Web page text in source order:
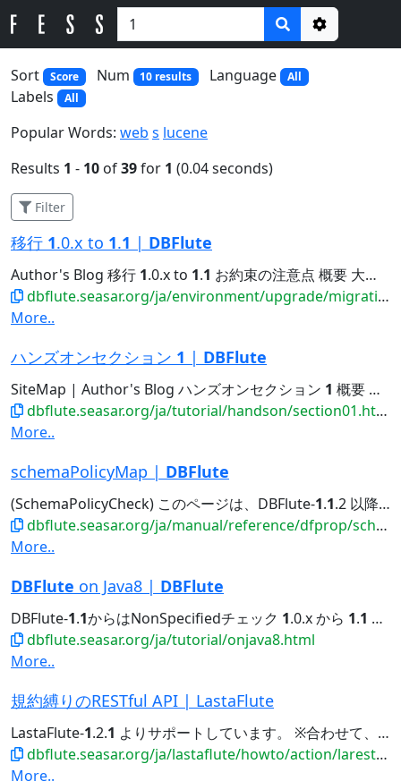
Options
Sort
Score Num 10 results Language All
Labels All
Popular Words: web s lucene
Results 1 - 10 of39for 1 (0.04 seconds)
Filter
移行 1.0.x to 1.1 | DBFlute
Author's Blog 移行 1.0.x to 1.1 お約束の注意点 概要 大前提 DBFlute-
dbflute.seasar.org/ja/environment/upgrade/migration/migrate10xto11x.html
More..
ハンズオンセクション 1 | DBFlute
SiteMap | Author's Blog ハンズオンセクション 1 概要 まず読みましょう DBFluteのこと jfluteによるレビューのこと...Java6,7の方は、別ページにて Java6,7のセクション
dbflute.seasar.org/ja/tutorial/handson/section01.html
More..
schemaPolicyMap | DBFlute
(SchemaPolicyCheck) このページは、DBFlute-1.1.2 以降を前提としています。 (
dbflute.seasar.org/ja/manual/reference/dfprop/schemapolicy/index.html
More..
DBFlute on Java8 | DBFlute
DBFlute-1.1からはNonSpecifiedチェック 1.0.x から 1.1
dbflute.seasar.org/ja/tutorial/onjava8.html
More..
規約縛りのRESTful API | LastaFlute
LastaFlute-1.2.1 よりサポートしています。 ※合わせて、LastaMeta-0.5.
dbflute.seasar.org/ja/lastaflute/howto/action/larestfulapi.html
More..